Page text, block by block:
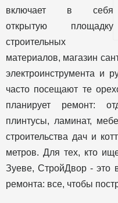
включает в себя
открытую площадку
строительных
материалов, магазин
электроинструмента и
часто посещают те
планирует ремонт:
плинтусы, ламинат,
строительства дач и
метров. Для тех, кто
Зуеве, СтройДвор - это
ремонта: все, чтобы